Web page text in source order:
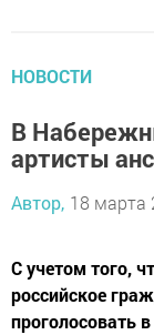
НОВОСТИ
В
артисты
Автор, 18 марта
С учетом того,
российское
проголосовать